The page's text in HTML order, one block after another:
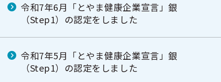
令和7年6月「とやま健康企業宣言」銀
（Step1）の認定をしました
令和7年5月「とやま健康企業宣言」銀
（Step1）の認定をしました